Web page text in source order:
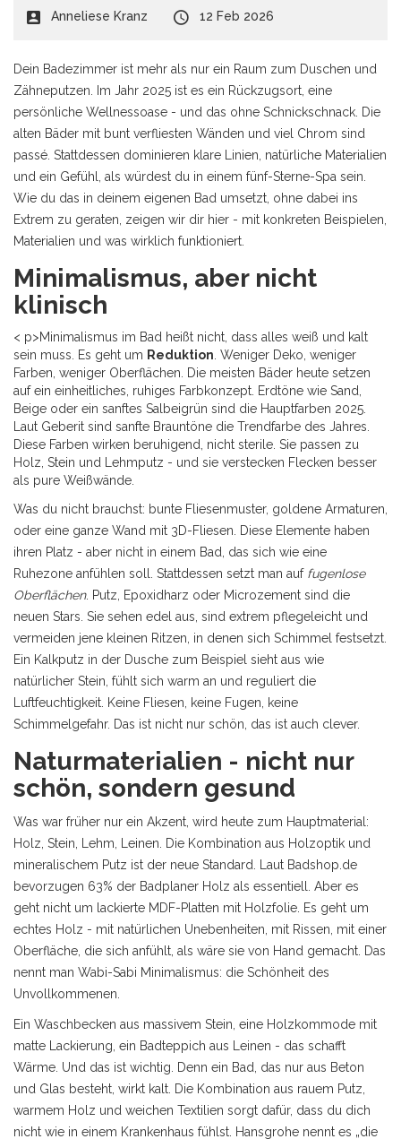
Anneliese Kranz 12 Feb 2026
Dein Badezimmer ist mehr als nur ein Raum zum Duschen und
Zähneputzen. Im Jahr 2025 ist es ein Rückzugsort, eine
persönliche Wellnessoase - und das ohne Schnickschnack. Die
alten Bäder mit bunt verfliesten Wänden und viel Chrom sind
passé. Stattdessen dominieren klare Linien, natürliche Materialien
und ein Gefühl, als würdest du in einem fünf-Sterne-Spa sein.
Wie du das in deinem eigenen Bad umsetzt, ohne dabei ins
Extrem zu geraten, zeigen wir dir hier - mit konkreten Beispielen,
Materialien und was wirklich funktioniert.
Minimalismus, aber nicht
klinisch
< p>Minimalismus im Bad heißt nicht, dass alles weiß und kalt
sein muss. Es geht um Reduktion . Weniger Deko, weniger
Farben, weniger Oberflächen. Die meisten Bäder heute setzen
auf ein einheitliches, ruhiges Farbkonzept. Erdtöne wie Sand,
Beige oder ein sanftes Salbeigrün sind die Hauptfarben 2025.
Laut Geberit sind sanfte Brauntöne die Trendfarbe des Jahres.
Diese Farben wirken beruhigend, nicht sterile. Sie passen zu
Holz, Stein und Lehmputz - und sie verstecken Flecken besser
als pure Weißwände.
Was du nicht brauchst: bunte Fliesenmuster, goldene Armaturen,
oder eine ganze Wand mit 3D-Fliesen. Diese Elemente haben
ihren Platz - aber nicht in einem Bad, das sich wie eine
Ruhezone anfühlen soll. Stattdessen setzt man auf fugenlose
Oberflächen. Putz, Epoxidharz oder Microzement sind die
neuen Stars. Sie sehen edel aus, sind extrem pflegeleicht und
vermeiden jene kleinen Ritzen, in denen sich Schimmel festsetzt.
Ein Kalkputz in der Dusche zum Beispiel sieht aus wie
natürlicher Stein, fühlt sich warm an und reguliert die
Luftfeuchtigkeit. Keine Fliesen, keine Fugen, keine
Schimmelgefahr. Das ist nicht nur schön, das ist auch clever.
Naturmaterialien - nicht nur
schön, sondern gesund
Was war früher nur ein Akzent, wird heute zum Hauptmaterial:
Holz, Stein, Lehm, Leinen. Die Kombination aus Holzoptik und
mineralischem Putz ist der neue Standard. Laut Badshop.de
bevorzugen 63% der Badplaner Holz als essentiell. Aber es
geht nicht um lackierte MDF-Platten mit Holzfolie. Es geht um
echtes Holz - mit natürlichen Unebenheiten, mit Rissen, mit einer
Oberfläche, die sich anfühlt, als wäre sie von Hand gemacht. Das
nennt man Wabi-Sabi Minimalismus: die Schönheit des
Unvollkommenen.
Ein Waschbecken aus massivem Stein, eine Holzkommode mit
matte Lackierung, ein Badteppich aus Leinen - das schafft
Wärme. Und das ist wichtig. Denn ein Bad, das nur aus Beton
und Glas besteht, wirkt kalt. Die Kombination aus rauem Putz,
warmem Holz und weichen Textilien sorgt dafür, dass du dich
nicht wie in einem Krankenhaus fühlst. Hansgrohe nennt es „die